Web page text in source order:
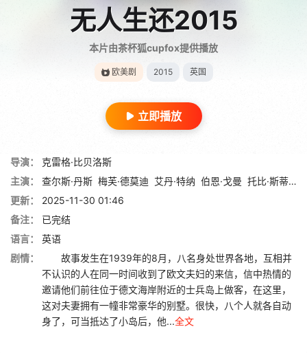
无人生还2015
本片由茶杯狐cupfox提供播放
欧美剧 2015 英国
立即播放
导演：
克雷格·比贝洛斯
主演：
查尔斯·丹斯 梅芙·德莫迪 艾丹·特纳 伯恩·戈曼 托比·斯蒂芬斯
更新：
2025-11-30 01:46
备注：
已完结
语言：
英语
剧情：
故事发生在1939年的8月，八名身处世界各地，互相并
不认识的人在同一时间收到了欧文夫妇的来信，信中热情的
邀请他们前往位于德文海岸附近的士兵岛上做客，在这里，
这对夫妻拥有一幢非常豪华的别墅。很快，八个人就各自动
身了，可当抵达了小岛后，他...全文